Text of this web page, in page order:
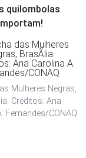
quilombolas
Mulheres Negras,
Créditos: Ana
Fernandes/CONAQ